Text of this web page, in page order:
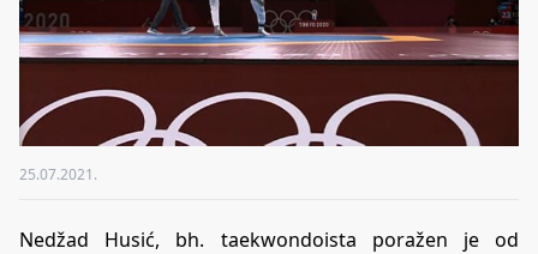
25.07.2021.
Nedžad Husić, bh. taekwondoista poražen je od